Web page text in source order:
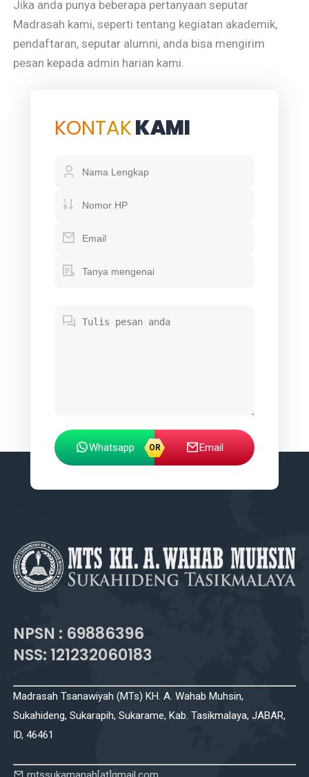
Jika anda punya beberapa pertanyaan seputar
Madrasah kami, seperti tentang kegiatan akademik,
pendaftaran, seputar alumni, anda bisa mengirim
pesan kepada admin harian kami.
KONTAKKAMI
Whatsapp Email
NPSN : 69886396
NSS: 121232060183
Madrasah Tsanawiyah (MTs) KH. A. Wahab Muhsin,
Sukahideng, Sukarapih, Sukarame, Kab. Tasikmalaya, JABAR,
ID, 46461